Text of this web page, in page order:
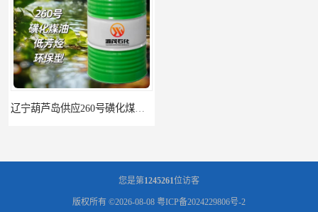
您是第1245261位访客
版权所有 ©2026-08-08 粤ICP备2024229806号-2